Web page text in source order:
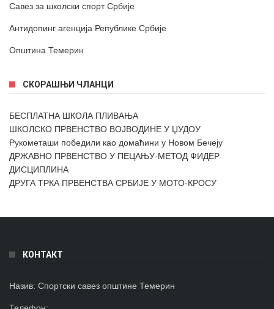
Савез за школски спорт Србије
Антидопинг агенција Републике Србије
Општина Темерин
СКОРАШЊИ ЧЛАНЦИ
БЕСПЛАТНА ШКОЛА ПЛИВАЊА
ШКОЛСКО ПРВЕНСТВО ВОЈВОДИНЕ У ЏУДОУ
Рукометаши победили као домаћини у Новом Бечеју
ДРЖАВНО ПРВЕНСТВО У ПЕЦАЊУ-МЕТОД ФИДЕР
ДИСЦИПЛИНА
ДРУГА ТРКА ПРВЕНСТВА СРБИЈЕ У МОТО-КРОСУ
КОНТАКТ
Назив: Спортски савез општине Темерин